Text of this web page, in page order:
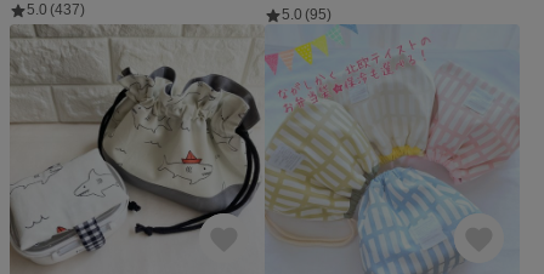
5.0 (437)
5.0 (95)